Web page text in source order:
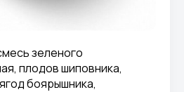
зеленого
плодов шиповника,
боярышника,